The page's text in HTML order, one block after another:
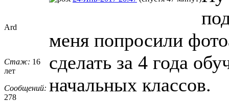
Ard
Стаж: 16
лет
Сообщений:
278
меня попросили
сделать за 4 года
начальных классов.